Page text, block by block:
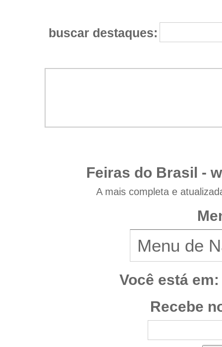
buscar destaques:
Feiras do Brasil -
A mais completa e
Você está em:
Recebe